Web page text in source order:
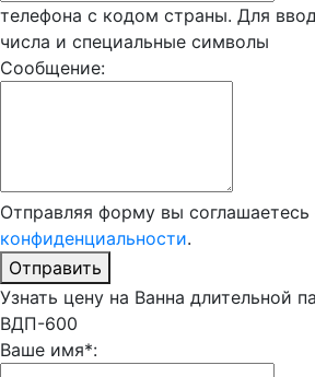
телефона с кодом страны. Для
числа и специальные символы
Сообщение:
Отправляя форму вы
конфиденциальности.
Отправить
Узнать цену на Ванна длительной
ВДП-600
Ваше имя*: